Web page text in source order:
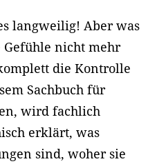
langweilig! Aber was
nicht mehr
die Kontrolle
Sachbuch für
wird fachlich
erklärt, was
sind, woher sie